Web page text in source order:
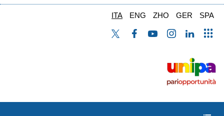
ITA ENG ZHO GER SPA